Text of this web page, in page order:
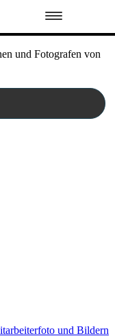
und Fotografen von